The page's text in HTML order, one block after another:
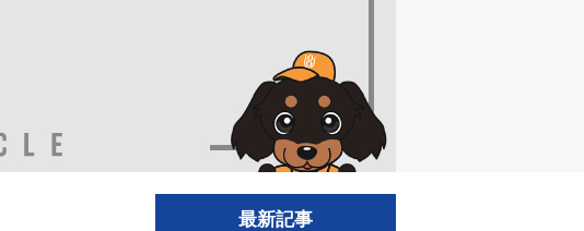
最新記事